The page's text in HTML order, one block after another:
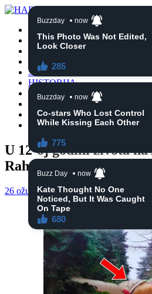
VIJESTI
BIH
TURSKA
SVIJET
HISTORIJA
RELIGIJA
ZANIMLJIVOSTI
CRNA HRONIKA
OBAVIJESTI
U 12-oj godini života
Rahmanović (Amir)
26 ožujka, 2021 haberhana